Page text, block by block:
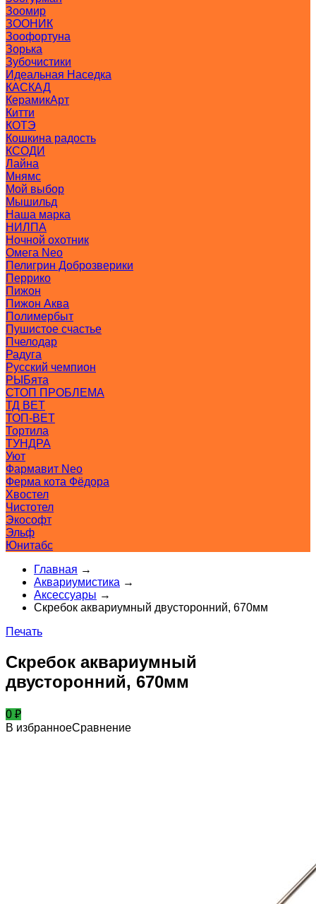
Зоомир
ЗООНИК
Зоофортуна
Зорька
Зубочистики
Идеальная Наседка
КАСКАД
КерамикАрт
Китти
КОТЭ
Кошкина радость
КСОДИ
Лайна
Мнямс
Мой выбор
Мышильд
Наша марка
НИЛПА
Ночной охотник
Омега Neo
Пелигрин Доброзверики
Перрико
Пижон
Пижон Аква
Полимербыт
Пушистое счастье
Пчелодар
Радуга
Русский чемпион
РЫБята
СТОП ПРОБЛЕМА
ТД ВЕТ
ТОП-ВЕТ
Тортила
ТУНДРА
Уют
Фармавит Neo
Ферма кота Фёдора
Хвостел
Чистотел
Экософт
Эльф
Юнитабс
Главная →
Аквариумистика →
Аксессуары →
Скребок аквариумный двусторонний, 670мм
Печать
Скребок аквариумный
двусторонний, 670мм
0 ₽
В избранноеСравнение